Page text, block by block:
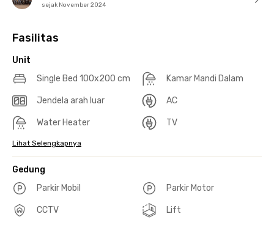
sejak November 2024
Fasilitas
Unit
Single Bed 100x200 cm
Kamar Mandi Dalam
Jendela arah luar AC
Water Heater TV
Lihat Selengkapnya
Gedung
Parkir Mobil
Parkir Motor
CCTV Lift